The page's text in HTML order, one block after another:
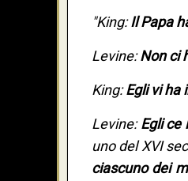
"King:Il Papa
Levine:Non ci
King:Egli vi ha
Levine:Egli ce
uno del XVI
ciascuno dei